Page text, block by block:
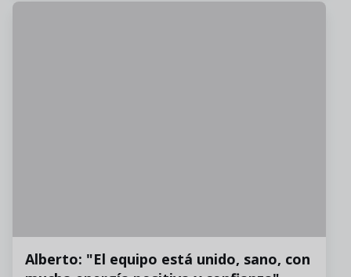
Alberto: "El equipo está unido, sano, con